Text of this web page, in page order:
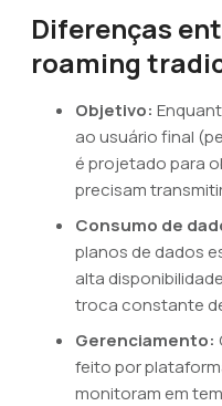
Diferenças
roaming
Objetivo:
ao usuário final
é projetado para
precisam
Consumo de
planos de dados
alta
troca constante
Gerenciamento:
feito por
monitoram em